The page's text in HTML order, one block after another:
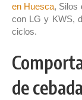
en Huesca, Silos
con LG y KWS,
ciclos.
de